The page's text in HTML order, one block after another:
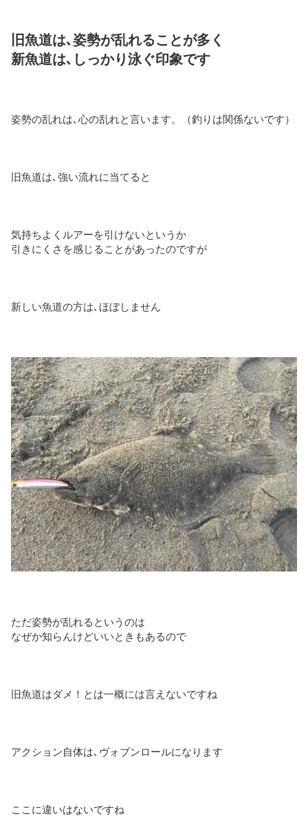
旧魚道は､姿勢が乱れることが多く
新魚道は､しっかり泳ぐ印象です
姿勢の乱れは､心の乱れと言います。（釣りは関係ないです）
旧魚道は､強い流れに当てると
気持ちよくルアーを引けないというか
引きにくさを感じることがあったのですが
新しい魚道の方は､ほぼしません
ただ姿勢が乱れるというのは
なぜか知らんけどいいときもあるので
旧魚道はダメ！とは一概には言えないですね
アクション自体は､ヴォブンロールになります
ここに違いはないですね